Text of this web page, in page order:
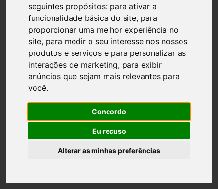
seguintes propósitos: para ativar a
funcionalidade básica do site, para
proporcionar uma melhor experiência no
site, para medir o seu interesse nos nossos
produtos e serviços e para personalizar as
interações de marketing, para exibir
anúncios que sejam mais relevantes para
você.
Concordo
Eu recuso
Alterar as minhas preferências